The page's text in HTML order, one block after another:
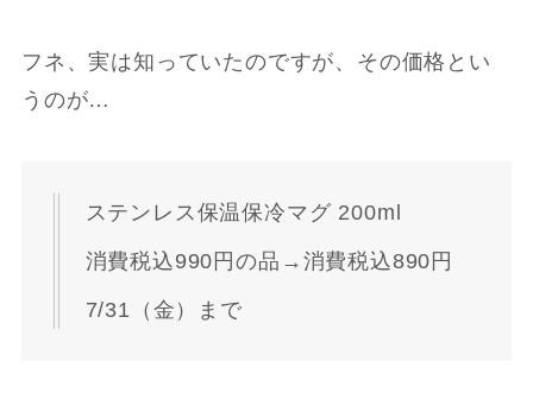
フネ、実は知っていたのですが、その価格とい
うのが…
ステンレス保温保冷マグ 200ml
消費税込990円の品→消費税込890円
7/31（金）まで